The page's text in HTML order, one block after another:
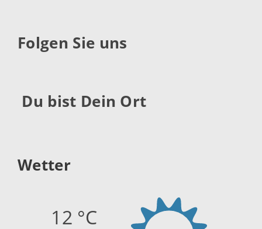
Folgen Sie uns
Du bist Dein Ort
Wetter
12 °C